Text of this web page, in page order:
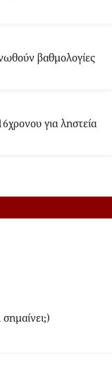
βαθμολογίες
για ληστεία
του Τραμ λόγω
- Άρπαξαν